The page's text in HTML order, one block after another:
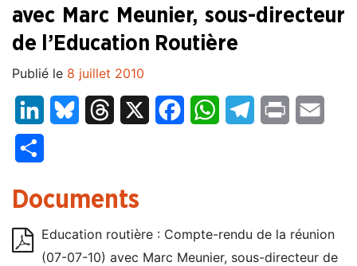
avec Marc Meunier, sous-directeur
de l’Education Routière
Publié le 8 juillet 2010
LinkedInBluesky Threads FacebookWhatsAppTelegram
Print
Documents
Education routière : Compte-rendu de la réunion
(07-07-10) avec Marc Meunier, sous-directeur de